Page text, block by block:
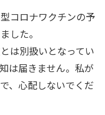
コロナワクチンの予
した。
は別扱いとなってい
は届きません。私が
、心配しないでくだ